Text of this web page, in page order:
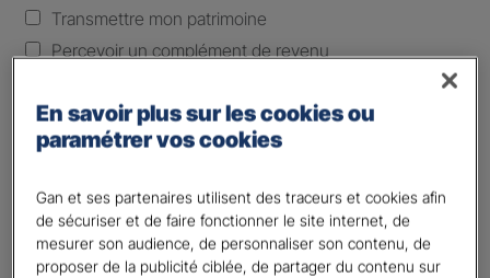
Transmettre mon patrimoine
Percevoir un complément de revenu
Autre besoin
Plusieurs choix possibles
Vos informations :
Etes-vous déjà client Gan assurances ?*
Oui
En savoir plus sur les cookies ou
paramétrer vos cookies
Gan et ses partenaires utilisent des traceurs et cookies afin
de sécuriser et de faire fonctionner le site internet, de
mesurer son audience, de personnaliser son contenu, de
proposer de la publicité ciblée, de partager du contenu sur